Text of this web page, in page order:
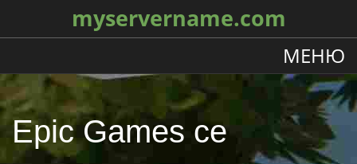
myservername.com
МЕНЮ
Epic Games се